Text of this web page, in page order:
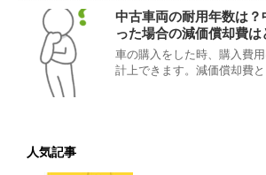
中古車両の耐用年数は
った場合の減価償却費は
車の購入をした時、購入費
計上できます。減価償却費と
人気記事